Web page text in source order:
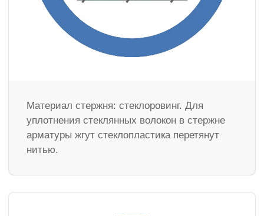
Материал стержня: стеклоровинг. Для
уплотнения стеклянных волокон в стержне
арматуры жгут стеклопластика перетянут
нитью.